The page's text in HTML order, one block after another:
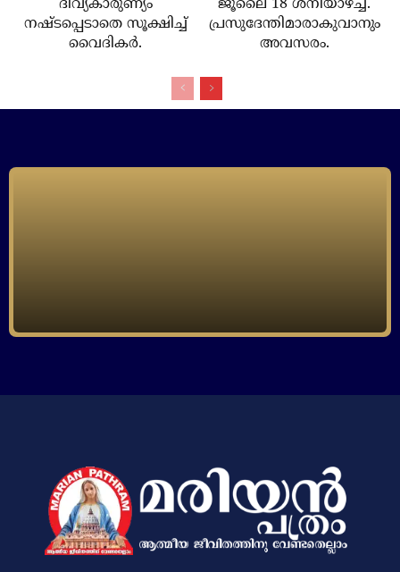
ദിവ്യകാരുണ്യം
നഷ്ടപ്പെടാതെ സൂക്ഷിച്ച്
വൈദികര്‍.
ജൂലൈ 18 ശനിയാഴ്ച്ച.
പ്രസുദേന്തിമാരാകുവാനും
അവസരം.